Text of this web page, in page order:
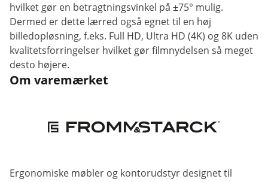
hvilket gør en betragtningsvinkel på ±75° mulig.
Dermed er dette lærred også egnet til en høj
billedopløsning, f.eks. Full HD, Ultra HD (4K) og 8K uden
kvalitetsforringelser hvilket gør filmnydelsen så meget
desto højere.
Om varemærket
Ergonomiske møbler og kontorudstyr designet til